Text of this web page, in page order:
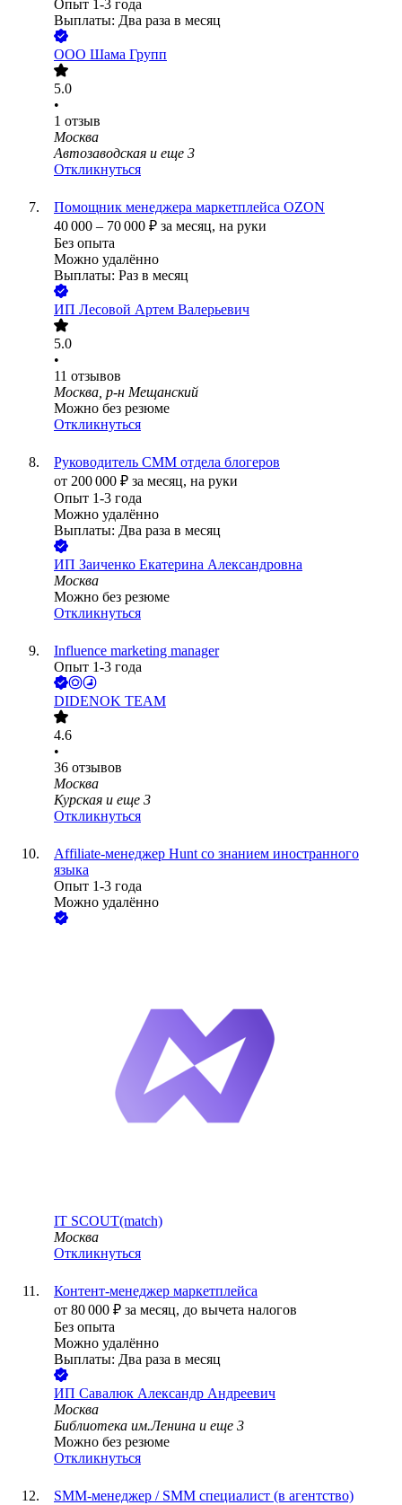
Опыт 1-3 года
Выплаты: Два раза в месяц
ООО Шама Групп
5.0
•
1 отзыв
Москва
Автозаводская и еще 3
Откликнуться
Помощник менеджера маркетплейса OZON
40 000 – 70 000 ₽ за месяц, на руки
Без опыта
Можно удалённо
Выплаты: Раз в месяц
ИП Лесовой Артем Валерьевич
5.0
•
11 отзывов
Москва, р-н Мещанский
Можно без резюме
Откликнуться
Руководитель СММ отдела блогеров
от 200 000 ₽ за месяц, на руки
Опыт 1-3 года
Можно удалённо
Выплаты: Два раза в месяц
ИП Заиченко Екатерина Александровна
Москва
Можно без резюме
Откликнуться
Influence marketing manager
Опыт 1-3 года
DIDENOK TEAM
4.6
•
36 отзывов
Москва
Курская и еще 3
Откликнуться
Affiliate-менеджер Hunt со знанием иностранного
языка
Опыт 1-3 года
Можно удалённо
IT SCOUT(match)
Москва
Откликнуться
Контент-менеджер маркетплейса
от 80 000 ₽ за месяц, до вычета налогов
Без опыта
Можно удалённо
Выплаты: Два раза в месяц
ИП Савалюк Александр Андреевич
Москва
Библиотека им.Ленина и еще 3
Можно без резюме
Откликнуться
SMM-менеджер / SMM специалист (в агентство)